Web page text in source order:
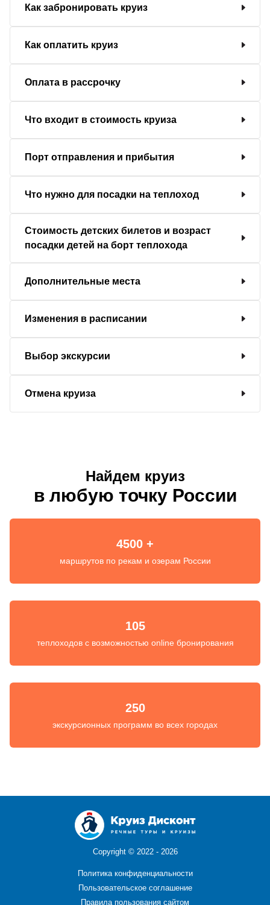
Как забронировать круиз
Как оплатить круиз
Оплата в рассрочку
Что входит в стоимость круиза
Порт отправления и прибытия
Что нужно для посадки на теплоход
Стоимость детских билетов и возраст
посадки детей на борт теплохода
Дополнительные места
Изменения в расписании
Выбор экскурсии
Отмена круиза
Найдем круиз
в любую точку России
4500 +
маршрутов по рекам и озерам России
105
теплоходов с возможностью online бронирования
250
экскурсионных программ во всех городах
Copyright © 2022 - 2026
Политика конфиденциальности
Пользовательское соглашение
Правила пользования сайтом